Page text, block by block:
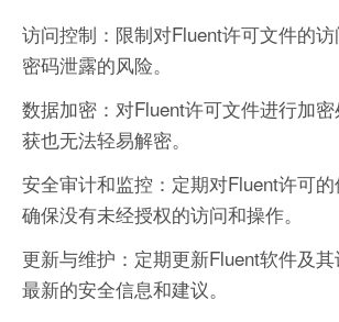
访问控制：限制对Fluent许可文件的
密码泄露的风险。
数据加密：对Fluent许可文件进行加
获也无法轻易解密。
安全审计和监控：定期对Fluent许可
确保没有未经授权的访问和操作。
更新与维护：定期更新Fluent软件及
最新的安全信息和建议。